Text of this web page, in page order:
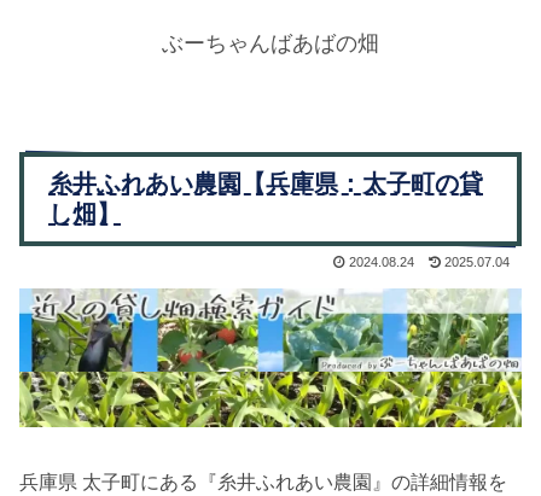
ぶーちゃんばあばの畑
糸井ふれあい農園【兵庫県：太子町の貸
し畑】
2024.08.24 2025.07.04
兵庫県 太子町にある『糸井ふれあい農園』の詳細情報を